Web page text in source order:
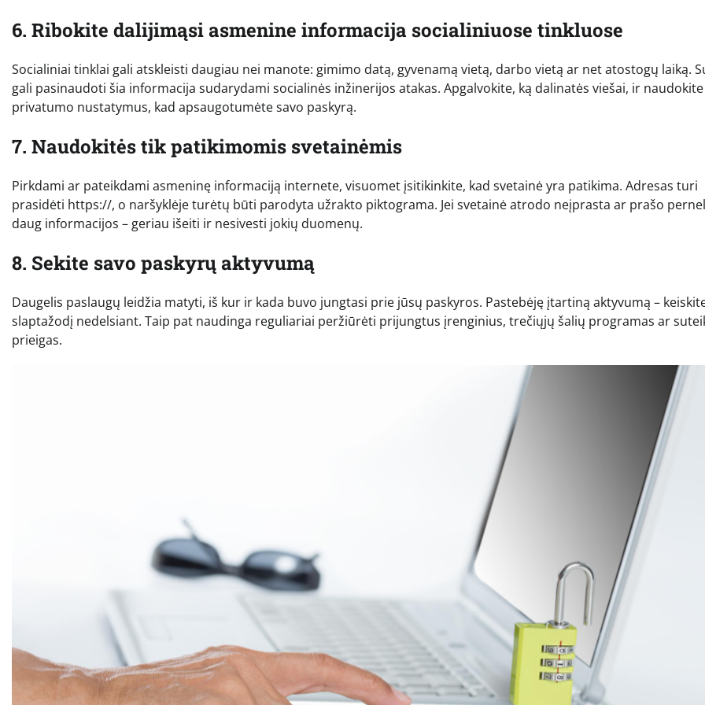
6. Ribokite dalijimąsi asmenine informacija socialiniuose tinkluose
Socialiniai tinklai gali atskleisti daugiau nei manote: gimimo datą, gyvenamą vietą, darbo vietą ar net atostogų laiką.
gali pasinaudoti šia informacija sudarydami socialinės inžinerijos atakas. Apgalvokite, ką dalinatės viešai, ir naudokite
privatumo nustatymus, kad apsaugotumėte savo paskyrą.
7. Naudokitės tik patikimomis svetainėmis
Pirkdami ar pateikdami asmeninę informaciją internete, visuomet įsitikinkite, kad svetainė yra patikima. Adresas turi
prasidėti https://, o naršyklėje turėtų būti parodyta užrakto piktograma. Jei svetainė atrodo neįprasta ar prašo
daug informacijos – geriau išeiti ir nesivesti jokių duomenų.
8. Sekite savo paskyrų aktyvumą
Daugelis paslaugų leidžia matyti, iš kur ir kada buvo jungtasi prie jūsų paskyros. Pastebėję įtartiną aktyvumą –
slaptažodį nedelsiant. Taip pat naudinga reguliariai peržiūrėti prijungtus įrenginius, trečiųjų šalių programas ar
prieigas.